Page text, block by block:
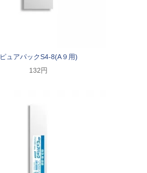
ピュアパックS4-8(A９用)
132円